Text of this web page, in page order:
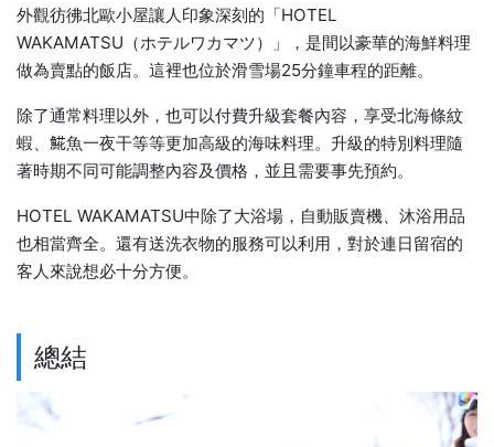
外觀彷彿北歐小屋讓人印象深刻的「HOTEL
WAKAMATSU（ホテルワカマツ）」，是間以豪華的海鮮料理
做為賣點的飯店。這裡也位於滑雪場25分鐘車程的距離。
除了通常料理以外，也可以付費升級套餐內容，享受北海條紋
蝦、𩸽魚一夜干等等更加高級的海味料理。升級的特別料理隨
著時期不同可能調整內容及價格，並且需要事先預約。
HOTEL WAKAMATSU中除了大浴場，自動販賣機、沐浴用品
也相當齊全。還有送洗衣物的服務可以利用，對於連日留宿的
客人來說想必十分方便。
總結